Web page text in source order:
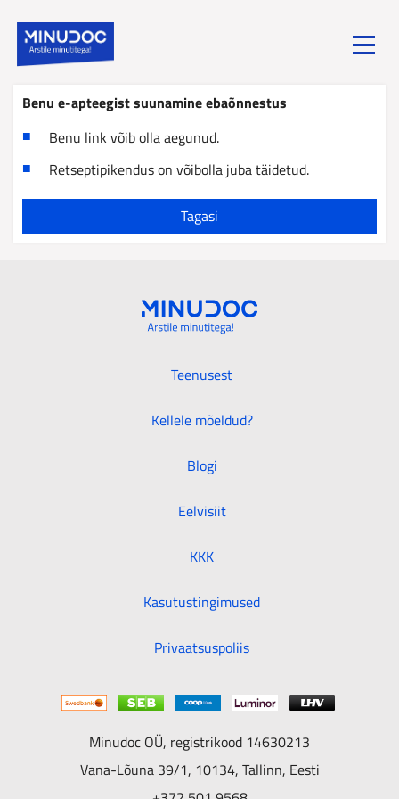
Toggle
Benu e-apteegist suunamine ebaõnnestus
Benu link võib olla aegunud.
Retseptipikendus on võibolla juba täidetud.
Tagasi
Teenusest
Kellele mõeldud?
Blogi
Eelvisiit
KKK
Kasutustingimused
Privaatsuspoliis
Minudoc OÜ, registrikood 14630213
Vana-Lõuna 39/1, 10134, Tallinn, Eesti